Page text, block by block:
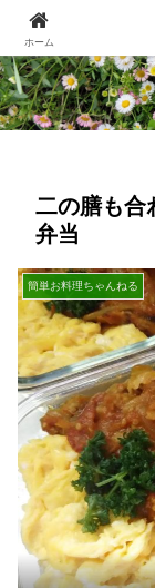
二の膳も合
弁当
簡単お料理ちゃんねる
ホーム